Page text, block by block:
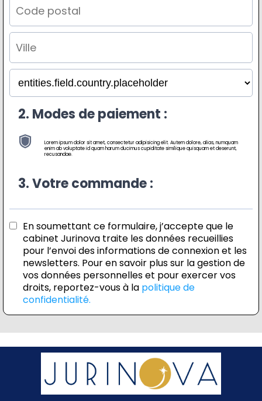
2. Modes de paiement :
Lorem ipsum dolor sit amet, consectetur adipisicing elit. Autem dolore, alias, numquam
enim ab voluptate id quam harum ducimus cupiditate similique quisquam et deserunt,
recusandae.
3. Votre commande :
En soumettant ce formulaire, j’accepte que le
cabinet Jurinova traite les données recueillies
pour l’envoi des informations de connexion et les
newsletters. Pour en savoir plus sur la gestion de
vos données personnelles et pour exercer vos
droits, reportez-vous à la politique de
confidentialité.